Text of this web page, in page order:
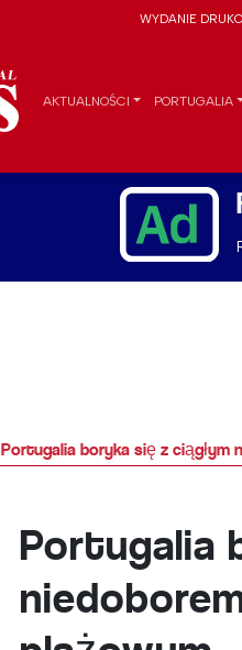
WYDANIE
AKTUALNOŚCI PORTUGALIA
Portugalia boryka się z ciągłym
Portugalia